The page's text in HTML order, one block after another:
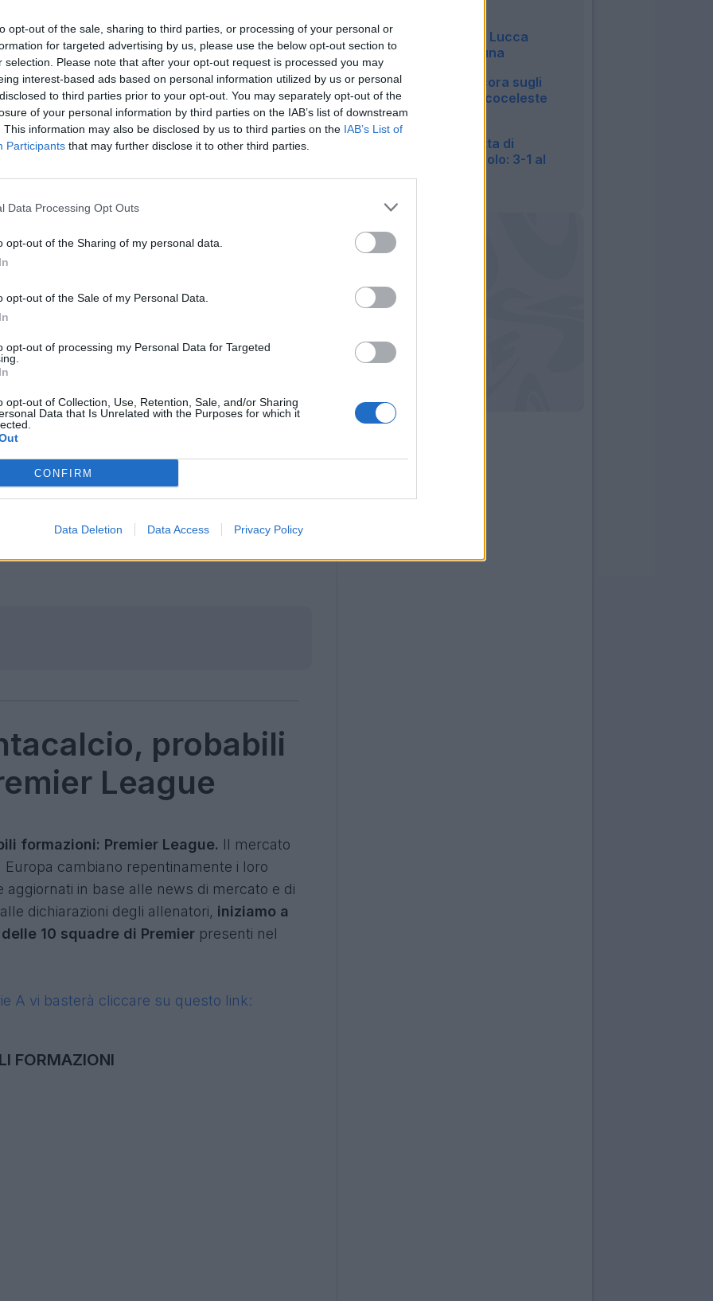
opt-out of the sale, sharing to third parties, or processing of your personal or
for targeted advertising by us, please use the below opt-out section to
selection. Please note that after your opt-out request is processed you may
interest-based ads based on personal information utilized by us or personal
to third parties prior to your opt-out. You may separately opt-out of the
of your personal information by third parties on the IAB’s list of downstream
This information may also be disclosed by us to third parties on the IAB’s List of
Participants that may further disclose it to other third parties.
Data Processing Opt Outs
opt-out of the Sharing of my personal data.
opt-out of the Sale of my Personal Data.
opt-out of processing my Personal Data for Targeted
opt-out of Collection, Use, Retention, Sale, and/or Sharing
Data that Is Unrelated with the Purposes for which it
CONFIRM
Data Deletion Data Access Privacy Policy
mai Riccardo che ha fatto
non farei nemmeno un'esultanza riguardo
"Ci spero, dentro di me a volte mi stritola, ma
titolare fisso della nazionale ma magari in
e ci spero tutt’ora perché lavorando e
le cose in campo, prima o poi gli
Io continuerò a lavorare al massimo per
probabili
League
cambiano repentinamente i loro
in base alle news di mercato e di
10 squadre di Premier
A vi basterà cliccare su questo link:
20:36
Napoli, Politano e Lucca
stendono l'Osasuna
20:23
Lazio, Ratkov ancora sugli
scudi: poker biancoceleste
all'Ostiamare
19:54
Torino, la doppietta di
Kulenovic e non solo: 3-1 al
Vado